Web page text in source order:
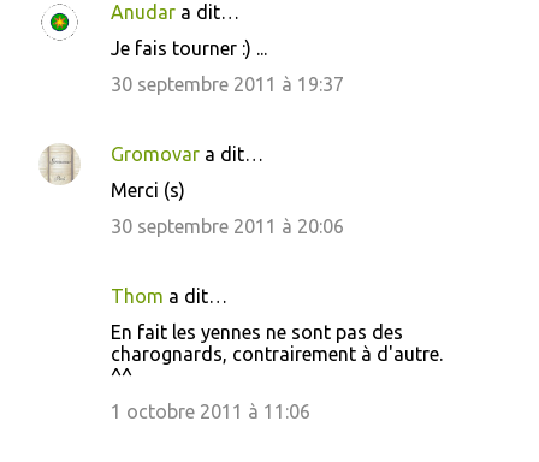
Anudar a dit…
Je fais tourner :) ...
30 septembre 2011 à 19:37
Gromovar a dit…
Merci (s)
30 septembre 2011 à 20:06
Thom a dit…
En fait les yennes ne sont pas des
charognards, contrairement à d'autre.
^^
1 octobre 2011 à 11:06